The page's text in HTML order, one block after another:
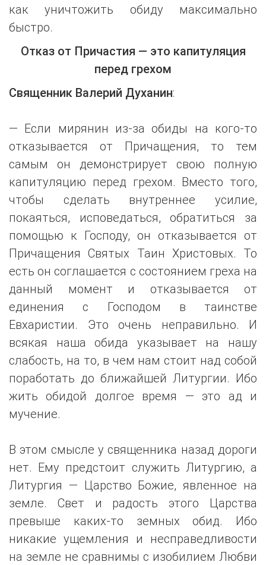
как уничтожить обиду максимально
быстро.
Отказ от Причастия — это капитуляция
перед грехом
Священник Валерий Духанин:
— Если мирянин из-за обиды на кого-то
отказывается от Причащения, то тем
самым он демонстрирует свою полную
капитуляцию перед грехом. Вместо того,
чтобы сделать внутреннее усилие,
покаяться, исповедаться, обратиться за
помощью к Господу, он отказывается от
Причащения Святых Таин Христовых. То
есть он соглашается с состоянием греха на
данный момент и отказывается от
единения с Господом в таинстве
Евхаристии. Это очень неправильно. И
всякая наша обида указывает на нашу
слабость, на то, в чем нам стоит над собой
поработать до ближайшей Литургии. Ибо
жить обидой долгое время — это ад и
мучение.
В этом смысле у священника назад дороги
нет. Ему предстоит служить Литургию, а
Литургия — Царство Божие, явленное на
земле. Свет и радость этого Царства
превыше каких-то земных обид. Ибо
никакие ущемления и несправедливости
на земле не сравнимы с изобилием Любви